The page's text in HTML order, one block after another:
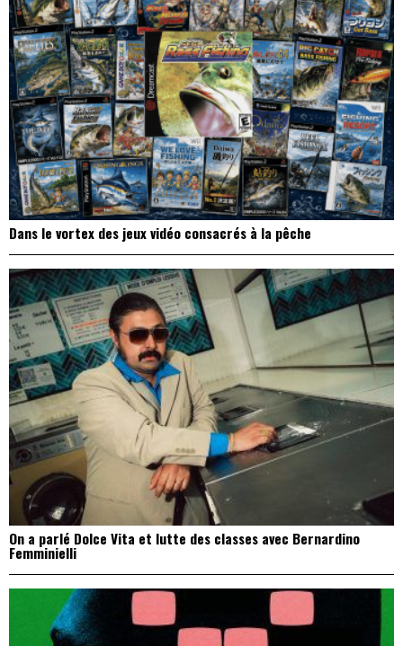
Dans le vortex des jeux vidéo consacrés à la pêche
On a parlé Dolce Vita et lutte des classes avec Bernardino
Femminielli